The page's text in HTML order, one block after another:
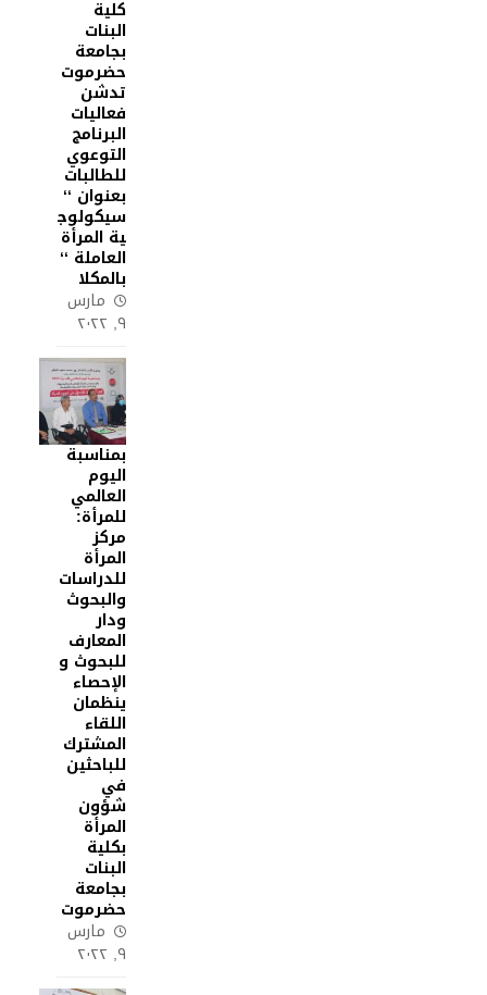
كلية
البنات
بجامعة
حضرموت
تدشن
فعاليات
البرنامج
التوعوي
للطالبات
بعنوان ‘‘
سيكولوج
ية المرأة
العاملة ‘‘
بالمكلا
مارس
٩, ٢٠٢٢
بمناسبة
اليوم
العالمي
للمرأة:
مركز
المرأة
للدراسات
والبحوث
ودار
المعارف
للبحوث و
الإحصاء
ينظمان
اللقاء
المشترك
للباحثين
في
شؤون
المرأة
بكلية
البنات
بجامعة
حضرموت
مارس
٩, ٢٠٢٢